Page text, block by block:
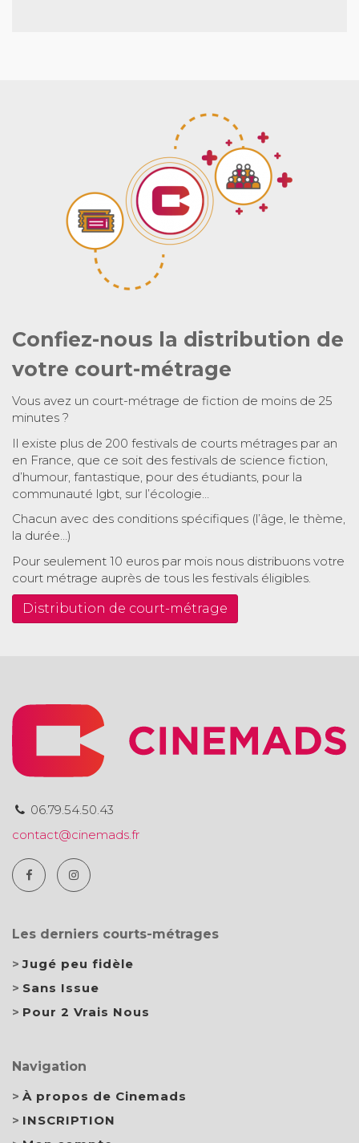
Confiez-nous la distribution de
votre court-métrage
Vous avez un court-métrage de fiction de moins de 25
minutes ?
Il existe plus de 200 festivals de courts métrages par an
en France, que ce soit des festivals de science fiction,
d’humour, fantastique, pour des étudiants, pour la
communauté lgbt, sur l’écologie…
Chacun avec des conditions spécifiques (l’âge, le thème,
la durée…)
Pour seulement 10 euros par mois nous distribuons votre
court métrage auprès de tous les festivals éligibles.
Distribution de court-métrage
06.79.54.50.43
contact@cinemads.fr
Les derniers courts-métrages
Jugé peu fidèle
Sans Issue
Pour 2 Vrais Nous
Navigation
À propos de Cinemads
INSCRIPTION